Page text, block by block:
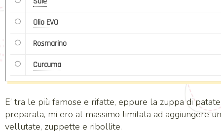
Olio EVO
Rosmarino
Curcuma
E’ tra le più famose e rifatte, eppure la zuppa di
preparata, mi ero al massimo limitata ad aggiungere
vellutate, zuppette e ribollite.